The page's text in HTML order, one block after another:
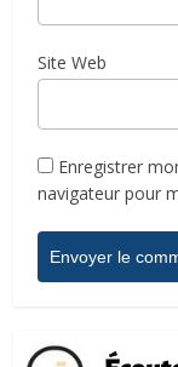
Site Web
Enregistrer
navigateur pour